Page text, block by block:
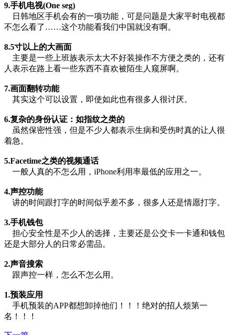
9.手机电视(One seg)
日韩地区手机会有的一项功能，可是问题是大家平时电视都
不怎么看了……这个功能看我们中国就没有啊。
8.5寸以上的大画面
主要是一些上班族表示太大不好装操作不方便之类的，还有
人表示在路上看一些东西不喜欢被陌生人窥屏啊。
7.画面翻转功能
其实这个可以设置，即使如此也有很多人很讨厌。
6.复杂的身份认证：如指纹之类的
虽然保密性强，但是不少人都表示生病和受伤时真的让人很
着急。
5.Facetime之类的视频通话
一般人真的不怎么用，iPhone利用率最低的应用之一。
4.声控功能
讲的时间跟打字的时间似乎差不多，很多人还是情愿打字。
3.手机钱包
担心安全性是不少人的选择，主要还是公交卡一卡通和钱包
还是大部分人的日常必需品。
2.声音搜索
跟声控一样，怎么不怎么用。
1.预装应用
手机预装的APP都想卸掉他们！！！绝对的招人烦第一
名！！！